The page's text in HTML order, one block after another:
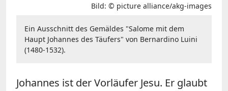
Bild: © picture alliance/akg-images
Ein Ausschnitt des Gemäldes "Salome mit dem
Haupt Johannes des Täufers" von Bernardino Luini
(1480-1532).
Johannes ist der Vorläufer Jesu. Er glaubt